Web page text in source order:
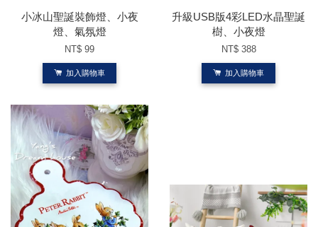
小冰山聖誕裝飾燈、小夜
燈、氣氛燈
NT$ 99
加入購物車
升級USB版4彩LED水晶聖誕
樹、小夜燈
NT$ 388
加入購物車